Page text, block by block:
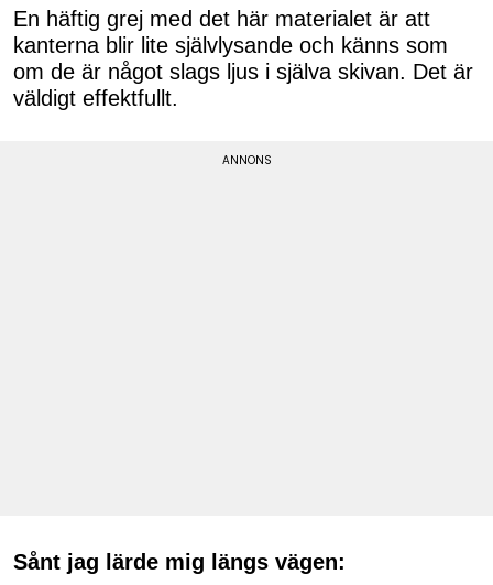
En häftig grej med det här materialet är att
kanterna blir lite självlysande och känns som
om de är något slags ljus i själva skivan. Det är
väldigt effektfullt.
Sånt jag lärde mig längs vägen: